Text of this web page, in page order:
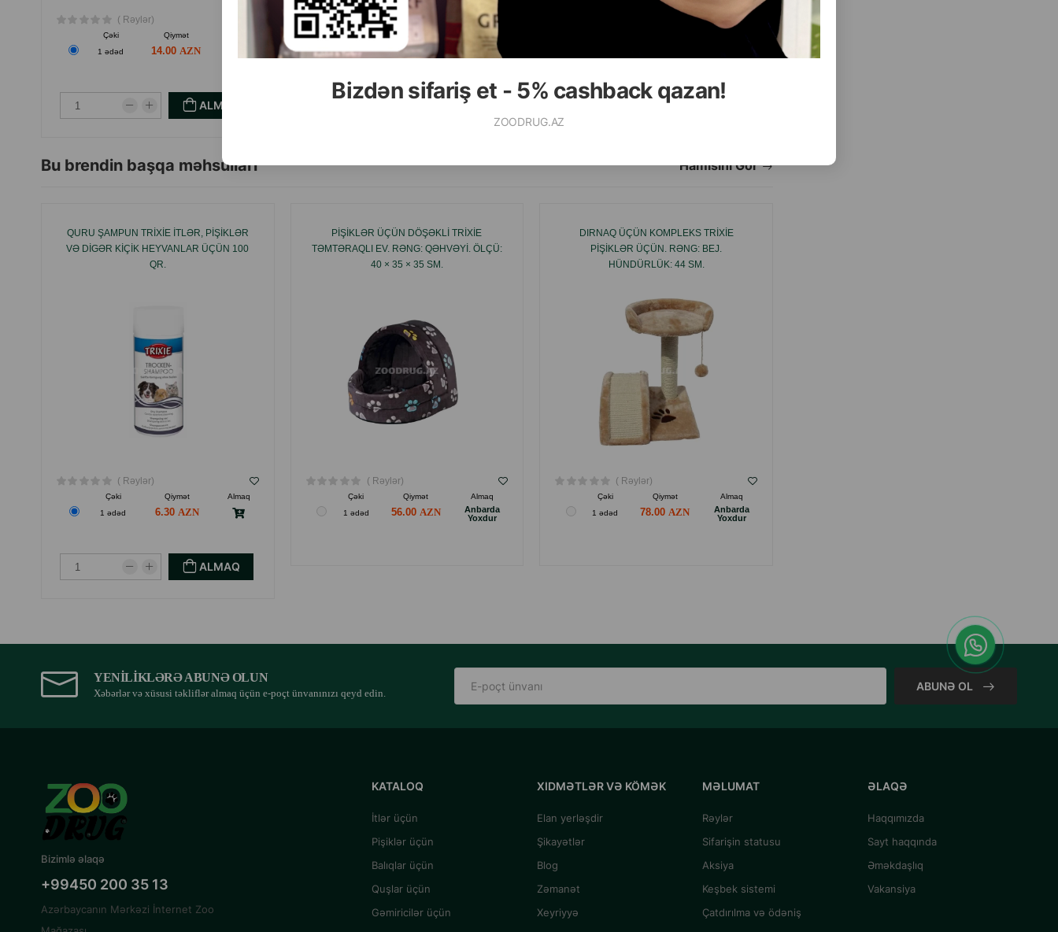
Bizdən sifariş et - 5% cashback qazan!
ZOODRUG.AZ
( Rəylər)
Çəki Qiymət
1 ədəd
14.00
ALMAQ
( Rəylər)
Çəki Qiymət
Almaq
1 ədəd
4.50
ALMAQ
Bu brendin başqa məhsulları Hamısını Gör
QURU ŞAMPUN TRIXIE ITLƏR, PIŞIKLƏR
VƏ DIGƏR KIÇIK HEYVANLAR ÜÇÜN 100
QR.
( Rəylər)
Çəki Qiymət
Almaq
1 ədəd
6.30
ALMAQ
PIŞIKLƏR ÜÇÜN DÖŞƏKLI TRIXIE
TƏMTƏRAQLI EV. RƏNG: QƏHVƏYI. ÖLÇÜ:
40 × 35 × 35 SM.
( Rəylər)
Çəki Qiymət
Almaq
1 ədəd
56.00
Anbarda
Yoxdur
DIRNAQ ÜÇÜN KOMPLEKS TRIXIE
PIŞIKLƏR ÜÇÜN. RƏNG: BEJ.
HÜNDÜRLÜK: 44 SM.
( Rəylər)
Çəki Qiymət
Almaq
1 ədəd
78.00
Anbarda
Yoxdur
YENILIKLƏRƏ ABUNƏ OLUN
Xəbərlər və xüsusi təkliflər almaq üçün e-poçt ünvanınızı qeyd edin.
ABUNƏ OL
Bizimlə əlaqə
+99450 200 35 13
Azərbaycanın Mərkəzi İnternet Zoo
KATALOQ
İtlər üçün
Pişiklər üçün
Balıqlar üçün
Quşlar üçün
Gəmiricilər üçün
XIDMƏTLƏR VƏ KÖMƏK
Elan yerləşdir
Şikayətlər
Blog
Zəmanət
Xeyriyyə
MƏLUMAT
Rəylər
Sifarişin statusu
Aksiya
Keşbek sistemi
Çatdırılma və ödəniş
ƏLAQƏ
Haqqımızda
Sayt haqqında
Əməkdaşlıq
Vakansiya